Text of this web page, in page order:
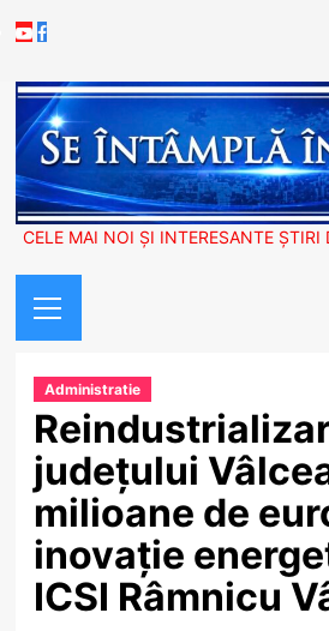
to
Youtube
Facebook
CELE MAI NOI ȘI INTERESANTE
Menu
Administratie
județului
milioane de
inovație
ICSI Râmnicu